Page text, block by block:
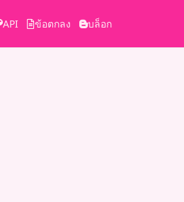
API ข้อตกลง บล็อก